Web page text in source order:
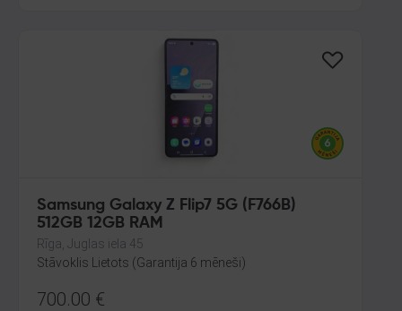
Samsung Galaxy Z Flip7 5G (F766B)
512GB 12GB RAM
Rīga, Juglas iela 45
Stāvoklis Lietots (Garantija 6 mēneši)
700.00 €